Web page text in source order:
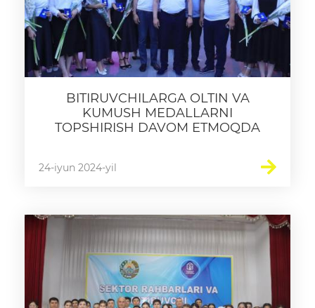
Ochiq byudjet
OCHIQ MA'LUMOTLAR (PF-
6247)
Ochiq ma'lumotlar to'plami
Hujjatlar
BITIRUVCHILARGA OLTIN VA
KUMUSH MEDALLARNI
TOPSHIRISH DAVOM ETMOQDA
24-iyun 2024-yil